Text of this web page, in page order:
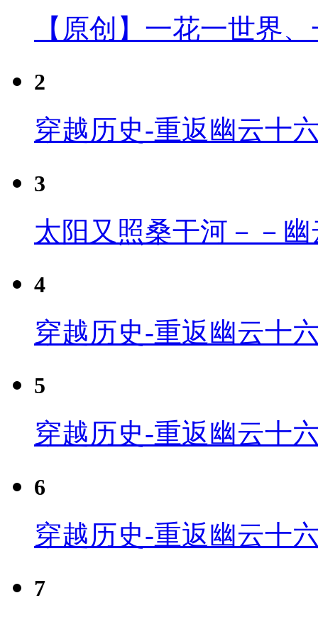
【原创】一花一世界
2
穿越历史-重返幽云十
3
太阳又照桑干河－－
4
穿越历史-重返幽云十
5
穿越历史-重返幽云十
6
穿越历史-重返幽云十
7